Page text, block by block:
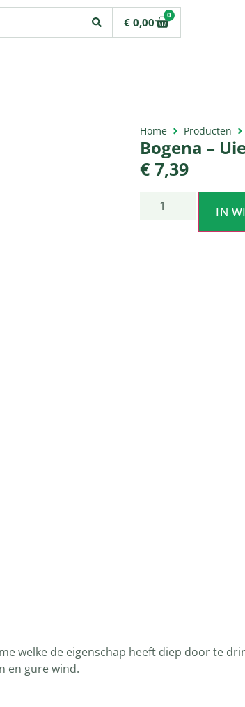
€ 0,00
0
Home Producten
Bogena –
€ 7,39
IN
welke de eigenschap heeft diep door te
en gure wind.